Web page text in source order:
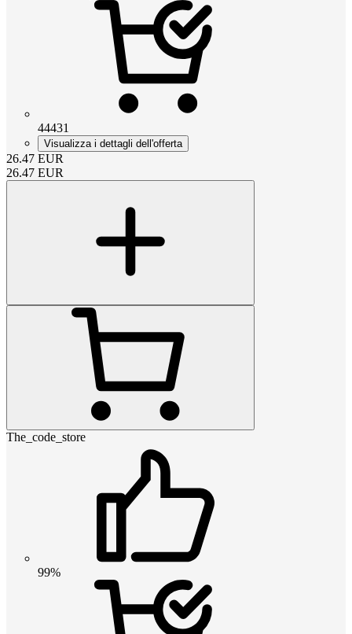
44431
Visualizza i dettagli dell'offerta
26.47 EUR
26.47 EUR
The_code_store
99%